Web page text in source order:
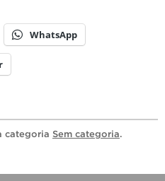
WhatsApp
categoria Sem categoria.